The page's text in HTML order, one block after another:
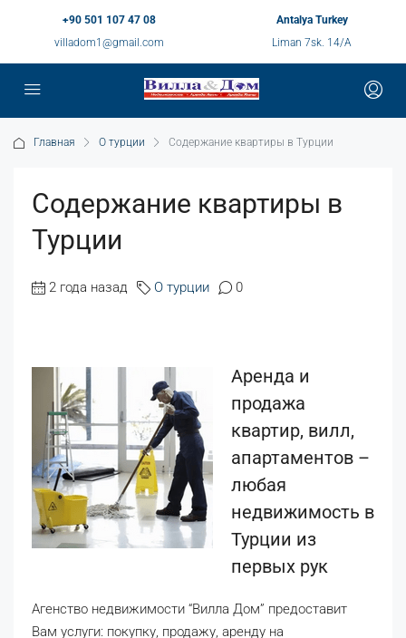
+90 501 107 47 08
villadom1@gmail.com
Antalya Turkey
Liman 7sk. 14/A
Главная O турции Содержание квартиры в Турции
Содержание квартиры в
Турции
2 года назад O турции 0
Аренда и
продажа
квартир, вилл,
апартаментов –
любая
недвижимость в
Турции из
первых рук
Агенство недвижимости “Вилла Дом” предоставит
Вам услуги: покупку, продажу, аренду на